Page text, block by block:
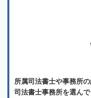
所属司法書士や事務所
司法書士事務所を選ん